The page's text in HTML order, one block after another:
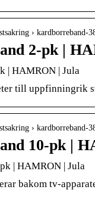
› kardborreband-
2-pk |
| HAMRON | Jula
till uppfinningrik
› kardborreband-
10-pk |
| HAMRON | Jula
bakom tv-